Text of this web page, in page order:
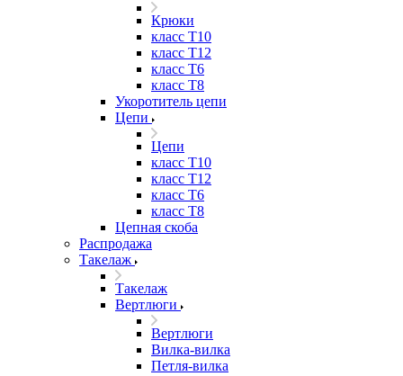
Крюки
класс Т10
класс Т12
класс Т6
класс Т8
Укоротитель цепи
Цепи
Цепи
класс Т10
класс Т12
класс Т6
класс Т8
Цепная скоба
Распродажа
Такелаж
Такелаж
Вертлюги
Вертлюги
Вилка-вилка
Петля-вилка